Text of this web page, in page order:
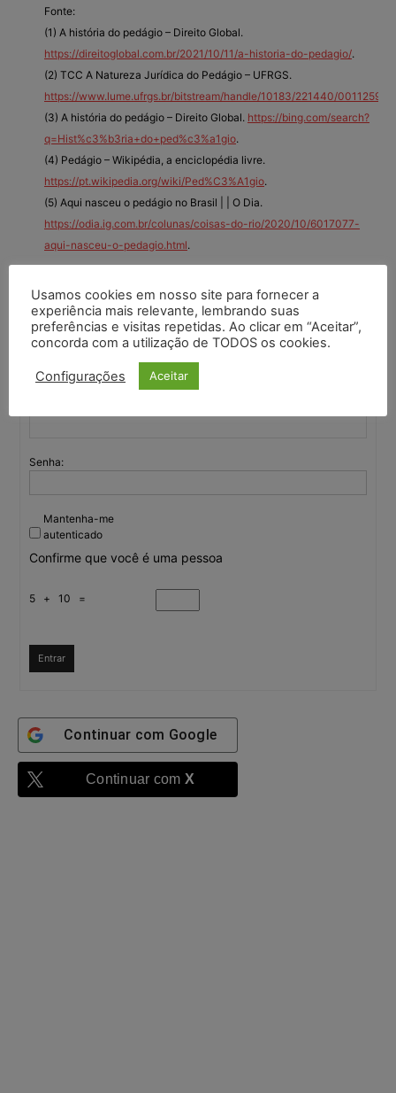
Fonte:
(1) A história do pedágio – Direito Global.
https://direitoglobal.com.br/2021/10/11/a-historia-do-pedagio/.
(2) TCC A Natureza Jurídica do Pedágio – UFRGS.
https://www.lume.ufrgs.br/bitstream/handle/10183/221440/
(3) A história do pedágio – Direito Global. https://bing.com/search?
q=Hist%c3%b3ria+do+ped%c3%a1gio.
(4) Pedágio – Wikipédia, a enciclopédia livre.
https://pt.wikipedia.org/wiki/Ped%C3%A1gio.
(5) Aqui nasceu o pedágio no Brasil | | O Dia.
https://odia.ig.com.br/colunas/coisas-do-rio/2020/10/6017077-
aqui-nasceu-o-pedagio.html.
Você deve fazer login para responder a este tópico.
Senha:
Mantenha-me
autenticado
Confirme que você é uma pessoa
5 + 10 =
Entrar
Continuar com Google
Continuar com X
Usamos cookies em nosso site para fornecer a
experiência mais relevante, lembrando suas
preferências e visitas repetidas. Ao clicar em “Aceitar”,
concorda com a utilização de TODOS os cookies.
Configurações Aceitar